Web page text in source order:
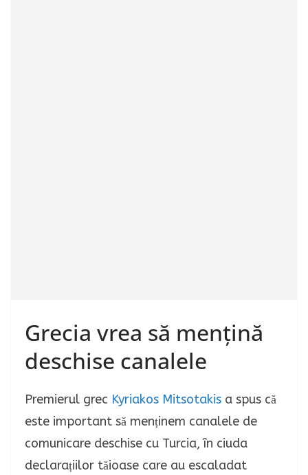
Grecia vrea să mențină
deschise canalele
Premierul grec Kyriakos Mitsotakis a spus că
este important să menținem canalele de
comunicare deschise cu Turcia, în ciuda
declarațiilor tăioase care au escaladat